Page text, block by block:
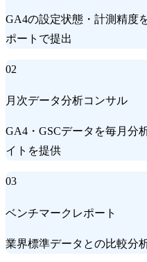
GA4の設定状態・計測精度
ポートで提出
02
月次データ分析コンサル
GA4・GSCデータを毎月分
イトを提供
03
ベンチマークレポート
業界標準データとの比較分